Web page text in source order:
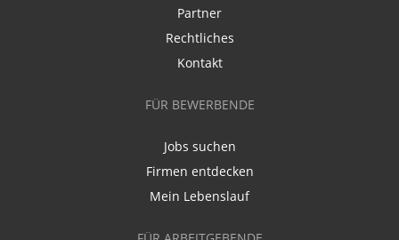
Partner
Rechtliches
Kontakt
FÜR BEWERBENDE
Jobs suchen
Firmen entdecken
Mein Lebenslauf